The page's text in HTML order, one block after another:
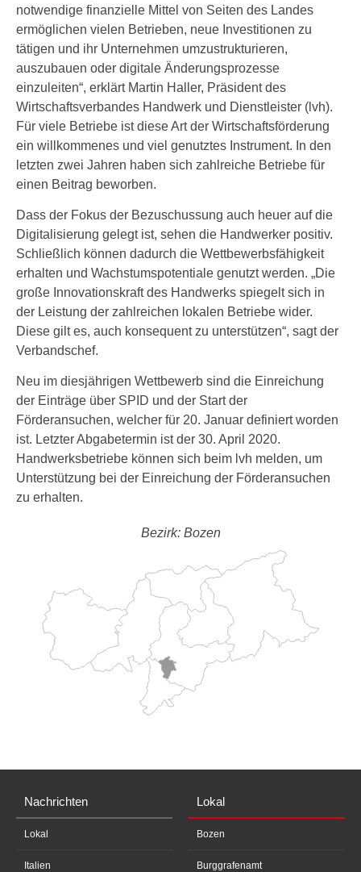
notwendige finanzielle Mittel von Seiten des Landes
ermöglichen vielen Betrieben, neue Investitionen zu
tätigen und ihr Unternehmen umzustrukturieren,
auszubauen oder digitale Änderungsprozesse
einzuleiten“, erklärt Martin Haller, Präsident des
Wirtschaftsverbandes Handwerk und Dienstleister (lvh).
Für viele Betriebe ist diese Art der Wirtschaftsförderung
ein willkommenes und viel genutztes Instrument. In den
letzten zwei Jahren haben sich zahlreiche Betriebe für
einen Beitrag beworben.
Dass der Fokus der Bezuschussung auch heuer auf die
Digitalisierung gelegt ist, sehen die Handwerker positiv.
Schließlich können dadurch die Wettbewerbsfähigkeit
erhalten und Wachstumspotentiale genutzt werden. „Die
große Innovationskraft des Handwerks spiegelt sich in
der Leistung der zahlreichen lokalen Betriebe wider.
Diese gilt es, auch konsequent zu unterstützen“, sagt der
Verbandschef.
Neu im diesjährigen Wettbewerb sind die Einreichung
der Einträge über SPID und der Start der
Förderansuchen, welcher für 20. Januar definiert worden
ist. Letzter Abgabetermin ist der 30. April 2020.
Handwerksbetriebe können sich beim lvh melden, um
Unterstützung bei der Einreichung der Förderansuchen
zu erhalten.
Bezirk: Bozen
Nachrichten
Lokal
Italien
Lokal
Bozen
Burggrafenamt